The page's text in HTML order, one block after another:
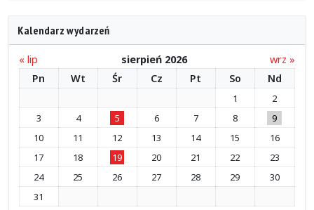
Kalendarz wydarzeń
« lip sierpień 2026
wrz »
Pn
Wt Śr Cz Pt So Nd
1
2
3
4 5 6 7 8
9
10
11 12 13 14 15
16
17
18 19 20 21 22
23
24
25 26 27 28 29
30
31